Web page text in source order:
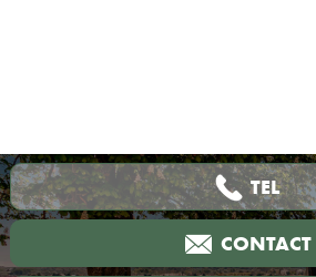
TEL
CONTACT